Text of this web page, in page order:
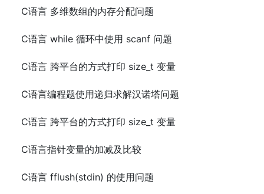
C语言 多维数组的内存分配问题
C语言 while 循环中使用 scanf 问题
C语言 跨平台的方式打印 size_t 变量
C语言编程题使用递归求解汉诺塔问题
C语言 跨平台的方式打印 size_t 变量
C语言指针变量的加减及比较
C语言 fflush(stdin) 的使用问题